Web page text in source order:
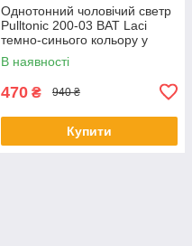
Однотонний чоловічий светр
Pulltonic 200-03 BAT Laci
темно-синього кольору у
великому розмірі
В наявності
470 ₴ 940 ₴
Купити